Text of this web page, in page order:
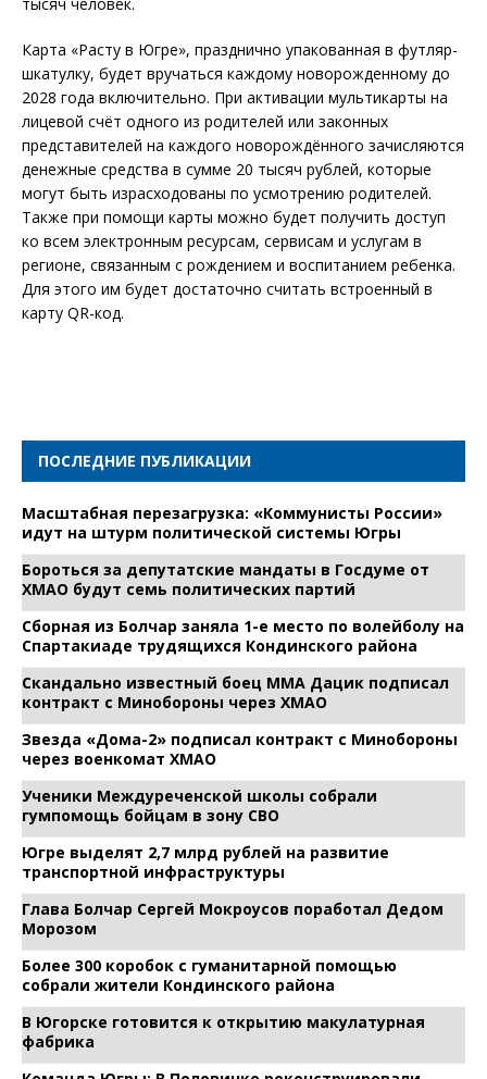
Карта «Расту в Югре», празднично упакованная в футляр-
шкатулку, будет вручаться каждому новорожденному до
2028 года включительно. При активации мультикарты на
лицевой счёт одного из родителей или законных
представителей на каждого новорождённого зачисляются
денежные средства в сумме 20 тысяч рублей, которые
могут быть израсходованы по усмотрению родителей.
Также при помощи карты можно будет получить доступ
ко всем электронным ресурсам, сервисам и услугам в
регионе, связанным с рождением и воспитанием ребенка.
Для этого им будет достаточно считать встроенный в
карту QR-код.
ПОСЛЕДНИЕ ПУБЛИКАЦИИ
Масштабная перезагрузка: «Коммунисты России»
идут на штурм политической системы Югры
Бороться за депутатские мандаты в Госдуме от
ХМАО будут семь политических партий
Сборная из Болчар заняла 1-е место по волейболу на
Спартакиаде трудящихся Кондинского района
Скандально известный боец ММА Дацик подписал
контракт с Минобороны через ХМАО
Звезда «Дома-2» подписал контракт с Минобороны
через военкомат ХМАО
Ученики Междуреченской школы собрали
гумпомощь бойцам в зону СВО
Югре выделят 2,7 млрд рублей на развитие
транспортной инфраструктуры
Глава Болчар Сергей Мокроусов поработал Дедом
Морозом
Более 300 коробок с гуманитарной помощью
собрали жители Кондинского района
В Югорске готовится к открытию макулатурная
фабрика